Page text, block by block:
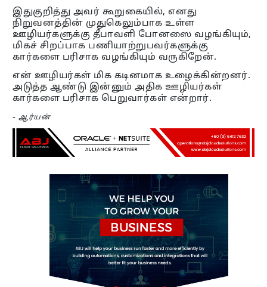
இதுகுறித்து அவர் கூறுகையில், எனது
நிறுவனத்தின் முதுகெலும்பாக உள்ள
ஊழியர்களுக்கு தீபாவளி போனஸை வழங்கியும்,
மிகச் சிறப்பாக பணியாற்றுபவர்களுக்கு
கார்களை பரிசாக வழங்கியும் வருகிறேன்.
என் ஊழியர்கள் மிக கடினமாக உழைக்கின்றனர்.
அடுத்த ஆண்டு இன்னும் அதிக ஊழியர்கள்
கார்களை பரிசாக பெறுவார்கள் என்றார்.
-ஆர்யன்